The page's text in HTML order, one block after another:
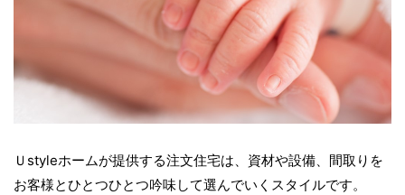
Ｕstyleホームが提供する注文住宅は、資材や設備、間取りを
お客様とひとつひとつ吟味して選んでいくスタイルです。